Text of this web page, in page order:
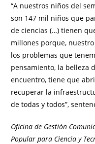
“A nuestros niños del
son 147 mil niños que
de ciencias (…) tienen
millones porque,
los problemas que
pensamiento, la belleza
encuentro, tiene que
recuperar la
de todas y todos”,
Oficina de Gestión
Popular para Ciencia y